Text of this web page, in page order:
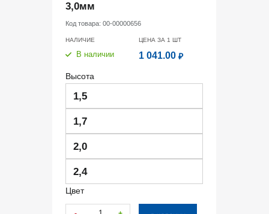
3,0мм
Код товара: 00-00000656
НАЛИЧИЕ
В наличии
ЦЕНА ЗА 1 ШТ
1 041.00 ₽
Высота
1,5
1,7
2,0
2,4
Цвет